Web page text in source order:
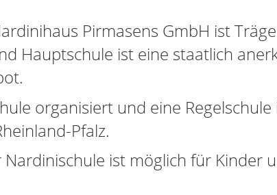
Pirmasens GmbH ist
Hauptschule ist eine staatlich
organisiert und eine Regelschule
Pfalz.
ist möglich für Kinder